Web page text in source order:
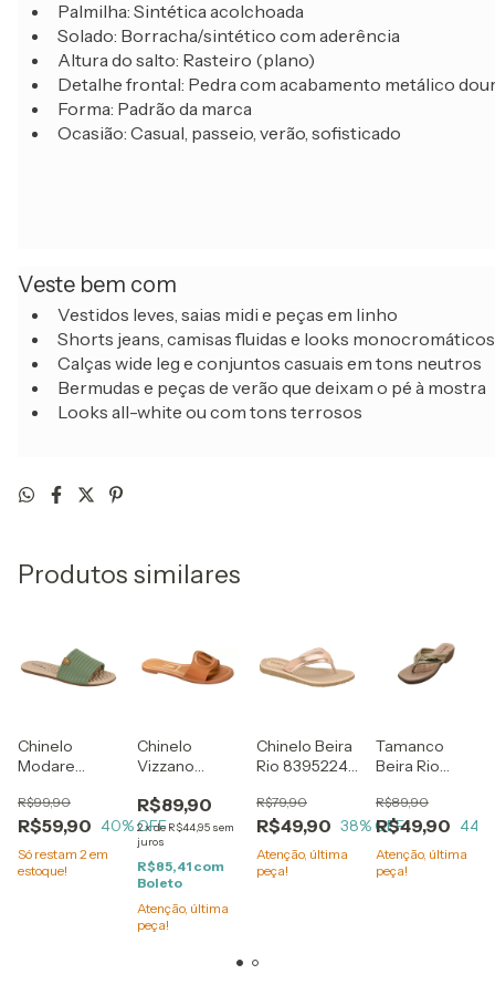
Palmilha: Sintética acolchoada
Solado: Borracha/sintético com aderência
Altura do salto: Rasteiro (plano)
Detalhe frontal: Pedra com acabamento metálico
Forma: Padrão da marca
Ocasião: Casual, passeio, verão, sofisticado
Veste bem com
Vestidos leves, saias midi e peças em linho
Shorts jeans, camisas fluidas e looks monocromáticos
Calças wide leg e conjuntos casuais em tons neutros
Bermudas e peças de verão que deixam o pé à mostra
Looks all-white ou com tons terrosos
Produtos similares
Chinelo
Modare
Verde
Enrugado
com Palmilha
Reflexiva
R$59,90
R$99,90
40% OFF
Só restam 2em
estoque!
Chinelo
Vizzano
Caramelo
com Circulo
Vazado na
Faixa
R$89,90
2xde R$44,95 sem
juros
R$85,41 com
Boleto
Atenção, última
peça!
Chinelo Beira
Rio 8395224
Metalizado
de Dedo
R$49,90
R$79,90
38% OFF
Atenção, última
peça!
Tamanco
Beira Rio
Bege de
Dedo Detalhe
Metalizado
Dourado
R$49,90
R$89,90
44
Atenção, última
peça!